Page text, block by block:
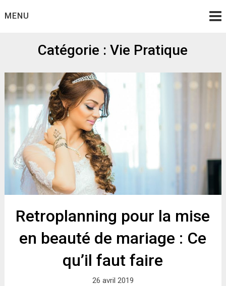
toMENU
Catégorie :Vie Pratique
Retroplanning pour la mise
en beauté de mariage : Ce
qu’il faut faire
26 avril 2019